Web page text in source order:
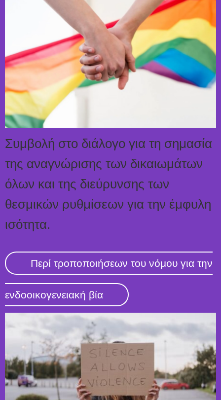
Συμβολή στο διάλογο για τη σημασία
της αναγνώρισης των δικαιωμάτων
όλων και της διεύρυνσης των
θεσμικών ρυθμίσεων για την έμφυλη
ισότητα.
Περί τροποποιήσεων του νόμου για την
ενδοοικογενειακή βία